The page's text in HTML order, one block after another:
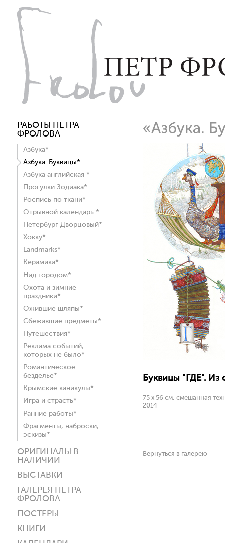
РАБОТЫ ПЕТРА
ФРОЛОВА
Азбука*
Азбука. Буквицы*
Азбука английская *
Прогулки Зодиака*
Роспись по ткани*
Отрывной календарь *
Петербург Дворцовый*
Хокку*
Landmarks*
Керамика*
Над городом*
Охота и зимние
праздники*
Ожившие шляпы*
Сбежавшие предметы*
Путешествия*
Реклама событий,
которых не было*
Романтическое
безделье*
Крымские каникулы*
Игра и страсть*
Ранние работы*
Фрагменты, наброски,
эскизы*
ОРИГИНАЛЫ В
НАЛИЧИИ
ВЫСТАВКИ
ГАЛЕРЕЯ ПЕТРА
ФРОЛОВА
ПОСТЕРЫ
КНИГИ
Буквицы "ГДЕ". Из
75 х 56 см, смешанная
2014
Вернуться в галерею